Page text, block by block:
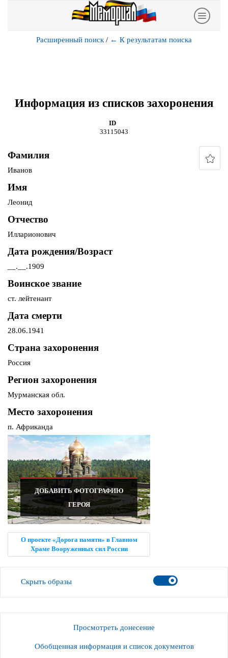
Расширенный поиск / ← К результатам поиска
Информация из списков захоронения
ID
33115043
Фамилия
Иванов
Имя
Леонид
Отчество
Илларионович
Дата рождения/Возраст
__.__.1909
Воинское звание
ст. лейтенант
Дата смерти
28.06.1941
Страна захоронения
Россия
Регион захоронения
Мурманская обл.
Место захоронения
п. Африканда
ДОБАВИТЬ ФОТОГРАФИЮ
ГЕРОЯ
О проекте «Дорога памяти» в Главном
Храме Вооруженных сил России
Скрыть образы
Просмотреть донесение
Обобщенная информация и список документов